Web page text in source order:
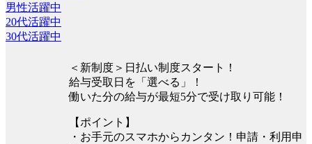
男性活躍中
20代活躍中
30代活躍中
＜新制度＞日払い制度スタート！
給与受取日を「選べる」！
働いた分の給与が最短5分で受け取り可能！
【ポイント】
・お手元のスマホからカンタン！申請・利用申